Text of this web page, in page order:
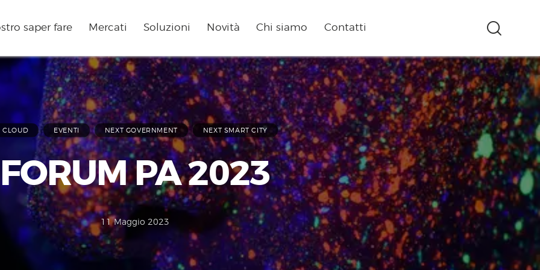
saper fare Mercati Soluzioni Novità Chi siamo Contatti
CLOUD EVENTI NEXT GOVERNMENT NEXT SMART CITY
FORUM PA 2023
11 Maggio 2023